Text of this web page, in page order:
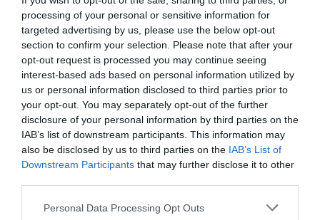
processing of your personal or sensitive information for
targeted advertising by us, please use the below opt-out
section to confirm your selection. Please note that after your
opt-out request is processed you may continue seeing
interest-based ads based on personal information utilized by
us or personal information disclosed to third parties prior to
your opt-out. You may separately opt-out of the further
disclosure of your personal information by third parties on the
IAB’s list of downstream participants. This information may
also be disclosed by us to third parties on the IAB’s List of
Downstream Participants that may further disclose it to other
Personal Data Processing Opt Outs
aproximativ zece kilometri de Caransebeş.
În accident a fost implicată o ambulanţă care
transporta un pacient la spitalul din Caransebeş şi un
autoturism.
Cei doi şoferi au murit în urma impactului, iar alte
două persoane au fost rănite, fiind transportate la
spital. „Din nefericire, cei doi şoferi ai autovehiculelor
implicate în accident au fost declaraţi decedaţi de
către medicul sosit la locul evenimentului, iar alte